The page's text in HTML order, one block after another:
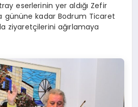
eserlerinin yer aldığı Zefir
gününe kadar Bodrum Ticaret
ziyaretçilerini ağırlamaya